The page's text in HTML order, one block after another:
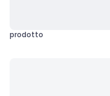
prodotto